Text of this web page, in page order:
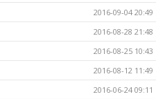
2016-09-04 20:49
2016-08-28 21:48
2016-08-25 10:43
2016-08-12 11:49
2016-06-24 09:11